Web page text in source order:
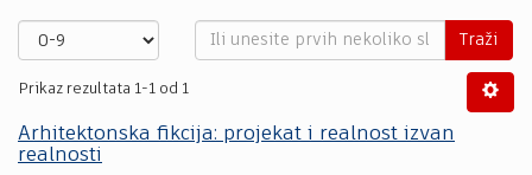
Traži
Prikaz rezultata 1-1 od 1
Arhitektonska fikcija: projekat i realnost izvan
realnosti